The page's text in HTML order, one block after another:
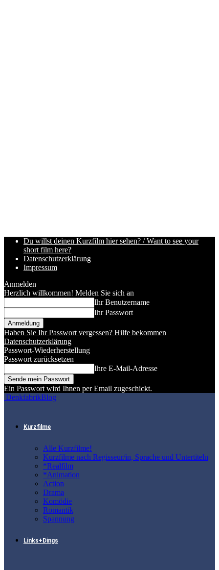
Du willst deinen Kurzfilm hier sehen? / Want to see your
short film here?
Datenschutzerklärung
Impressum
Anmelden
Herzlich willkommen! Melden Sie sich an
Ihr Benutzername
Ihr Passwort
Haben Sie Ihr Passwort vergessen? Hilfe bekommen
Datenschutzerklärung
Passwort-Wiederherstellung
Passwort zurücksetzen
Ihre E-Mail-Adresse
Ein Passwort wird Ihnen per Email zugeschickt.
DenkfabrikBlog
Kurzfilme
Alle Kurzfilme!
Kurzfilme nach Regisseur/in, Sprache und Untertiteln
*Realfilm
*Animation
Action
Drama
Komödie
Romantik
Spannung
Links+Dings